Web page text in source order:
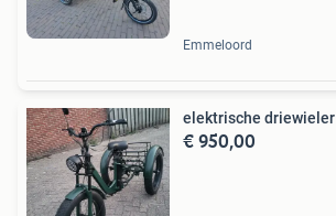
Emmeloord
elektrische driewieler
€ 950,00